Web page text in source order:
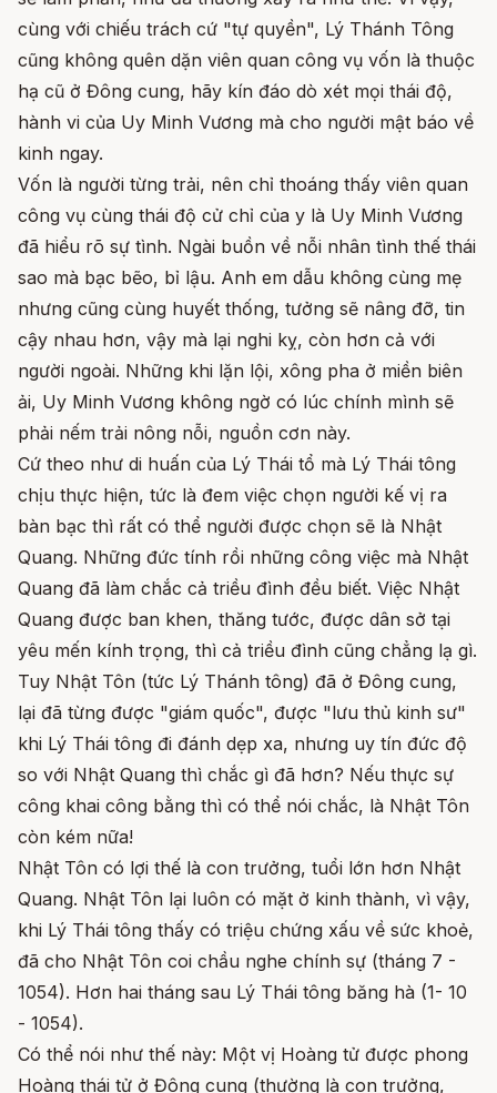
cùng với chiếu trách cứ "tự quyền", Lý Thánh Tông
cũng không quên dặn viên quan công vụ vốn là thuộc
hạ cũ ở Đông cung, hãy kín đáo dò xét mọi thái độ,
hành vi của Uy Minh Vương mà cho người mật báo về
kinh ngay.
Vốn là người từng trải, nên chỉ thoáng thấy viên quan
công vụ cùng thái độ cử chỉ của y là Uy Minh Vương
đã hiểu rõ sự tình. Ngài buồn về nỗi nhân tình thế thái
sao mà bạc bẽo, bỉ lậu. Anh em dẫu không cùng mẹ
nhưng cũng cùng huyết thống, tưởng sẽ nâng đỡ, tin
cậy nhau hơn, vậy mà lại nghi kỵ, còn hơn cả với
người ngoài. Những khi lặn lội, xông pha ở miền biên
ải, Uy Minh Vương không ngờ có lúc chính mình sẽ
phải nếm trải nông nỗi, nguồn cơn này.
Cứ theo như di huấn của Lý Thái tổ mà Lý Thái tông
chịu thực hiện, tức là đem việc chọn người kế vị ra
bàn bạc thì rất có thể người được chọn sẽ là Nhật
Quang. Những đức tính rồi những công việc mà Nhật
Quang đã làm chắc cả triều đình đều biết. Việc Nhật
Quang được ban khen, thăng tước, được dân sở tại
yêu mến kính trọng, thì cả triều đình cũng chẳng lạ gì.
Tuy Nhật Tôn (tức Lý Thánh tông) đã ở Đông cung,
lại đã từng được "giám quốc", được "lưu thủ kinh sư"
khi Lý Thái tông đi đánh dẹp xa, nhưng uy tín đức độ
so với Nhật Quang thì chắc gì đã hơn? Nếu thực sự
công khai công bằng thì có thể nói chắc, là Nhật Tôn
còn kém nữa!
Nhật Tôn có lợi thế là con trưởng, tuổi lớn hơn Nhật
Quang. Nhật Tôn lại luôn có mặt ở kinh thành, vì vậy,
khi Lý Thái tông thấy có triệu chứng xấu về sức khoẻ,
đã cho Nhật Tôn coi chầu nghe chính sự (tháng 7 -
1054). Hơn hai tháng sau Lý Thái tông băng hà (1- 10
- 1054).
Có thể nói như thế này: Một vị Hoàng tử được phong
Hoàng thái tử ở Đông cung (thường là con trưởng,